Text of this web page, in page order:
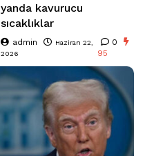
yanda kavurucu
sıcaklıklar
admin
Haziran 22,
2026
0
95